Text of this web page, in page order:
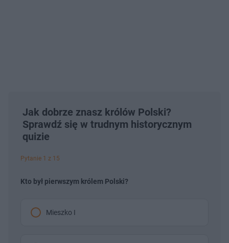
Jak dobrze znasz królów Polski?
Sprawdź się w trudnym historycznym
quizie
Pytanie 1 z 15
Kto był pierwszym królem Polski?
Mieszko I